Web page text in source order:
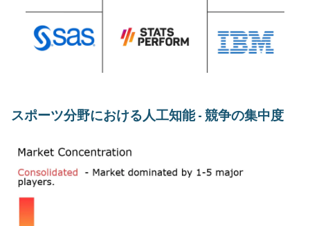
スポーツ分野における人工知能 - 競争の集中度